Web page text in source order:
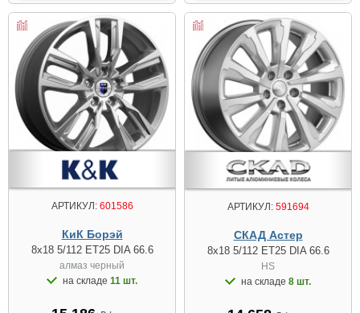
АРТИКУЛ:601586
КиК Борэй
8x18 5/112 ET25 DIA 66.6
алмаз чeрный
на складе 11 шт.
АРТИКУЛ:591694
СКАД Астер
8x18 5/112 ET25 DIA 66.6
HS
на складе 8 шт.